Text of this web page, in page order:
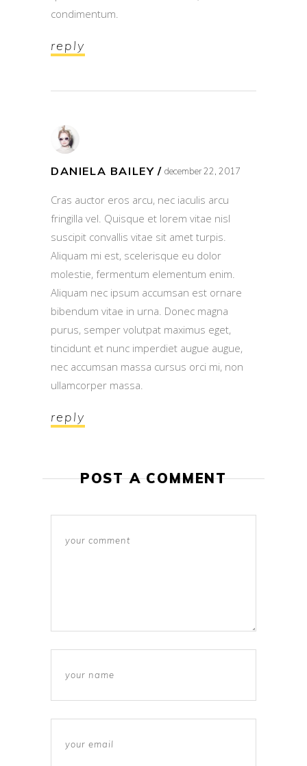
condimentum.
reply
DANIELA BAILEY december 22, 2017
Cras auctor eros arcu, nec iaculis arcu
fringilla vel. Quisque et lorem vitae nisl
suscipit convallis vitae sit amet turpis.
Aliquam mi est, scelerisque eu dolor
molestie, fermentum elementum enim.
Aliquam nec ipsum accumsan est ornare
bibendum vitae in urna. Donec magna
purus, semper volutpat maximus eget,
tincidunt et nunc imperdiet augue augue,
nec accumsan massa cursus orci mi, non
ullamcorper massa.
reply
POST A COMMENT